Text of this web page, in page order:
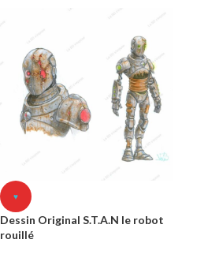
♥
Dessin Original S.T.A.N le robot
rouillé